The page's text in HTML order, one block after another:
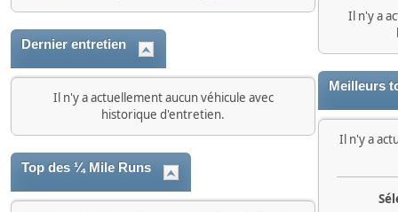
Dernier entretien
Il n'y a actuellement aucun véhicule avec
historique d'entretien.
Top des ¼ Mile Runs
Il n'y a
Meilleurs
Il n'y a